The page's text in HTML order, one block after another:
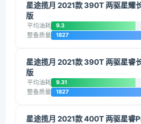
星途揽月 2021款 390T 两驱星耀
版
平均油耗 9.3
整备质量 1827
星途揽月 2021款 390T 两驱星睿
版
平均油耗 9.31
整备质量 1827
星途揽月 2021款 400T 两驱星睿